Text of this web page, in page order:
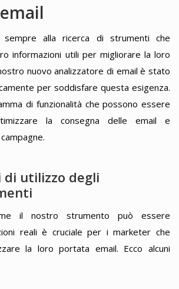
alla ricerca di strumenti che
informazioni utili per migliorare la loro
nuovo analizzatore di email è stato
per soddisfare questa esigenza.
di funzionalità che possono essere
la consegna delle email e
di utilizzo degli
il nostro strumento può essere
reali è cruciale per i marketer che
la loro portata email. Ecco alcuni